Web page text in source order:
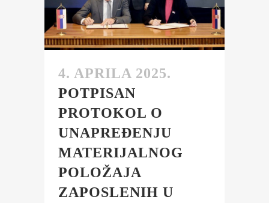
4. APRILA 2025.
POTPISAN
PROTOKOL O
UNAPREĐENJU
MATERIJALNOG
POLOŽAJA
ZAPOSLENIH U